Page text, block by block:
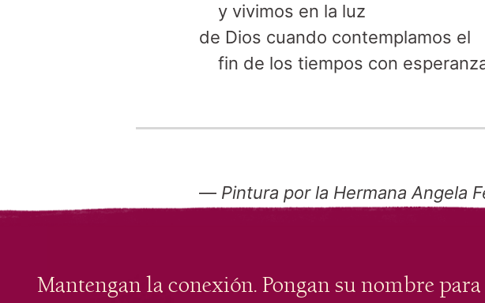
y vivimos en la luz
de Dios cuando contemplamos el
fin de los tiempos con
— Pintura por la Hermana Angela
Mantengan la conexión. Pongan su nombre para